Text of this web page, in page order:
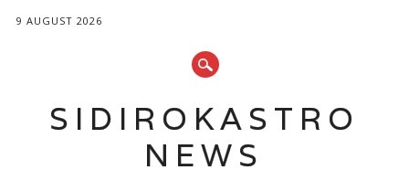
9 AUGUST 2026
SIDIROKASTRO
NEWS